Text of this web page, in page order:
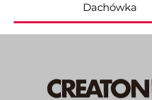
Dachówka